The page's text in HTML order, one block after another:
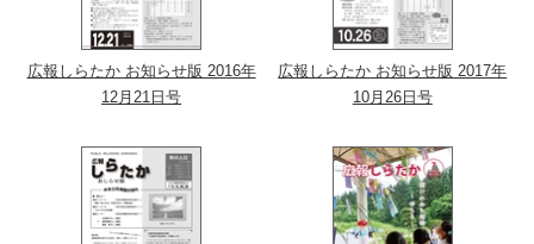
広報しらたか お知らせ版 2016年
12月21日号
広報しらたか お知らせ版 2017年
10月26日号